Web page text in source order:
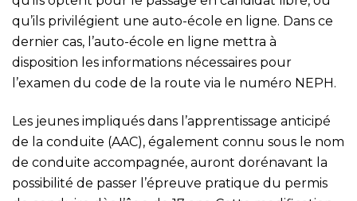
qu’ils privilégient une auto-école en ligne. Dans ce
dernier cas, l’auto-école en ligne mettra à
disposition les informations nécessaires pour
l’examen du code de la route via le numéro NEPH.
Les jeunes impliqués dans l’apprentissage anticipé
de la conduite (AAC), également connu sous le nom
de conduite accompagnée, auront dorénavant la
possibilité de passer l’épreuve pratique du permis